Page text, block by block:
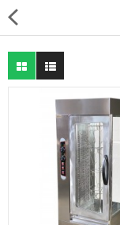
Для магазинів
Для закладів
Професійний